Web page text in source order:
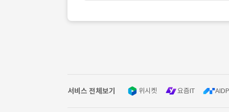
서비스 전체보기 위시켓 요즘IT